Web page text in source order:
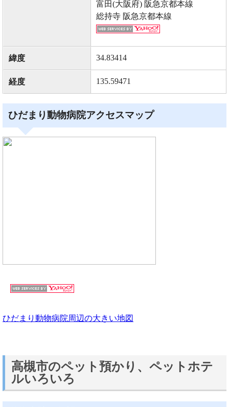
富田(大阪府) 阪急京都本線
総持寺 阪急京都本線
緯度 34.83414
経度 135.59471
ひだまり動物病院アクセスマップ
ひだまり動物病院周辺の大きい地図
高槻市のペット預かり、ペットホテ
ルいろいろ